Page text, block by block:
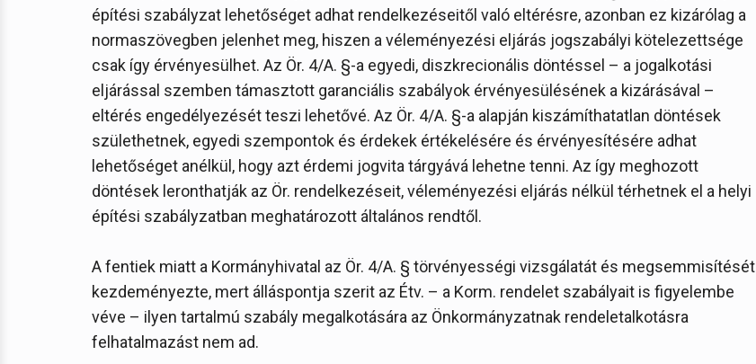
építési szabályzat lehetőséget adhat rendelkezéseitől való eltérésre, azonban ez kizárólag a
normaszövegben jelenhet meg, hiszen a véleményezési eljárás jogszabályi kötelezettsége
csak így érvényesülhet. Az Ör. 4/A. §-a egyedi, diszkrecionális döntéssel – a jogalkotási
eljárással szemben támasztott garanciális szabályok érvényesülésének a kizárásával –
eltérés engedélyezését teszi lehetővé. Az Ör. 4/A. §-a alapján kiszámíthatatlan döntések
születhetnek, egyedi szempontok és érdekek értékelésére és érvényesítésére adhat
lehetőséget anélkül, hogy azt érdemi jogvita tárgyává lehetne tenni. Az így meghozott
döntések leronthatják az Ör. rendelkezéseit, véleményezési eljárás nélkül térhetnek el a helyi
építési szabályzatban meghatározott általános rendtől.
A fentiek miatt a Kormányhivatal az Ör. 4/A. § törvényességi vizsgálatát és megsemmisítését
kezdeményezte, mert álláspontja szerit az Étv. – a Korm. rendelet szabályait is figyelembe
véve – ilyen tartalmú szabály megalkotására az Önkormányzatnak rendeletalkotásra
felhatalmazást nem ad.